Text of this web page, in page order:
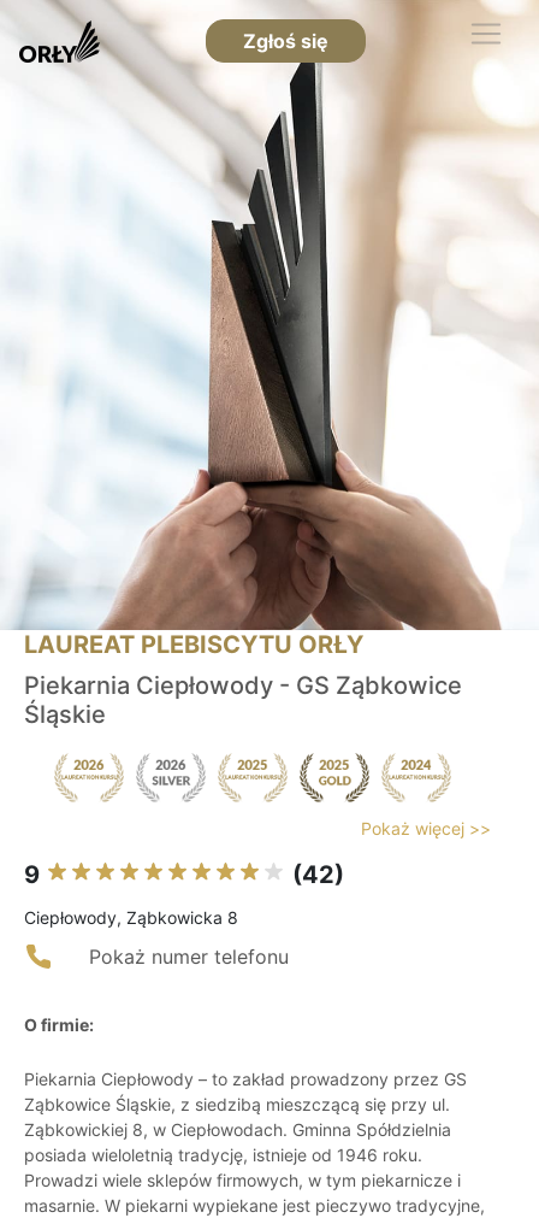
Zgłoś się
LAUREAT PLEBISCYTU ORŁY
Piekarnia Ciepłowody - GS Ząbkowice
Śląskie
Pokaż więcej >>
9 (42)
Ciepłowody, Ząbkowicka 8
Pokaż numer telefonu
O firmie:
Piekarnia Ciepłowody – to zakład prowadzony przez GS
Ząbkowice Śląskie, z siedzibą mieszczącą się przy ul.
Ząbkowickiej 8, w Ciepłowodach. Gminna Spółdzielnia
posiada wieloletnią tradycję, istnieje od 1946 roku.
Prowadzi wiele sklepów firmowych, w tym piekarnicze i
masarnie. W piekarni wypiekane jest pieczywo tradycyjne,